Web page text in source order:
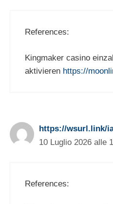
References:
Kingmaker casino
aktivieren https://
https://wsurl.link/
10 Luglio 2026 alle
References: